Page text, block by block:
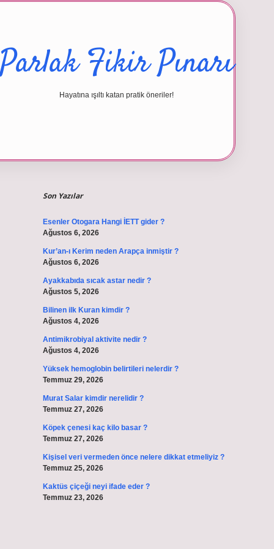
Parlak Fikir Pınarı
Hayatına ışıltı katan pratik öneriler!
Son Yazılar
Esenler Otogara Hangi İETT gider ?
Ağustos 6, 2026
Kur’an-ı Kerim neden Arapça inmiştir ?
Ağustos 6, 2026
Ayakkabıda sıcak astar nedir ?
Ağustos 5, 2026
Bilinen ilk Kuran kimdir ?
Ağustos 4, 2026
Antimikrobiyal aktivite nedir ?
Ağustos 4, 2026
Yüksek hemoglobin belirtileri nelerdir ?
Temmuz 29, 2026
Murat Salar kimdir nerelidir ?
Temmuz 27, 2026
Köpek çenesi kaç kilo basar ?
Temmuz 27, 2026
Kişisel veri vermeden önce nelere dikkat etmeliyiz ?
Temmuz 25, 2026
Kaktüs çiçeği neyi ifade eder ?
Temmuz 23, 2026